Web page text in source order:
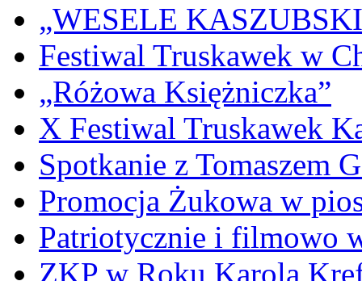
„WESELE
Festiwal Truskawek w
„Różowa Księżniczka”
X Festiwal Truskawek
Spotkanie z Tomaszem
Promocja Żukowa w
Patriotycznie i filmowo
ZKP w Roku Karola